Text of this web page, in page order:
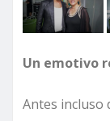
Un emotivo
Antes incluso